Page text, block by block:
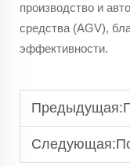
производство и
средства (AGV),
эффективности.
Предыдущая:
Следующая: